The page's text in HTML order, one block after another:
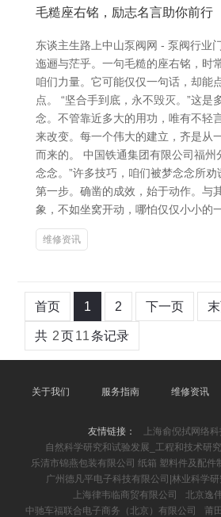
毛糙座右铭，励志名言助你前行
东谈主生路上中山泵阀网 - 泵阀行业
迤逦与茫乎。一句毛糙的座右铭，时
咱们力量。它可能仅仅一句话，却能
点。 “坚合手到底，永不毁灭。”这是
念。不管靠近多大的用功，唯有不轻
来改变。每一个伟大的建立，齐是从
而来的。 中国铁通集团有限公司福州
念念。”许多技巧，咱们被梦念念所劝
第一步。确凿的成效，始于动作。与
象，不如坐窝开动，哪怕仅仅小小的
维修资讯
首页 1 2 下一页
共 2页11条记录
关于我们 服务指南 维修资讯
友情链接：
上海俞倪拭网络
自然科学研究和试验发展_工程和技术研
乐清市锦燕包装有限公司 纸箱 塑料件及配件
广州德凡平电子科技有限公司|林业科学
上海律韦临商贸有限公司
北京逸
中驰车福联合电子商务（北京）有限公司
莆